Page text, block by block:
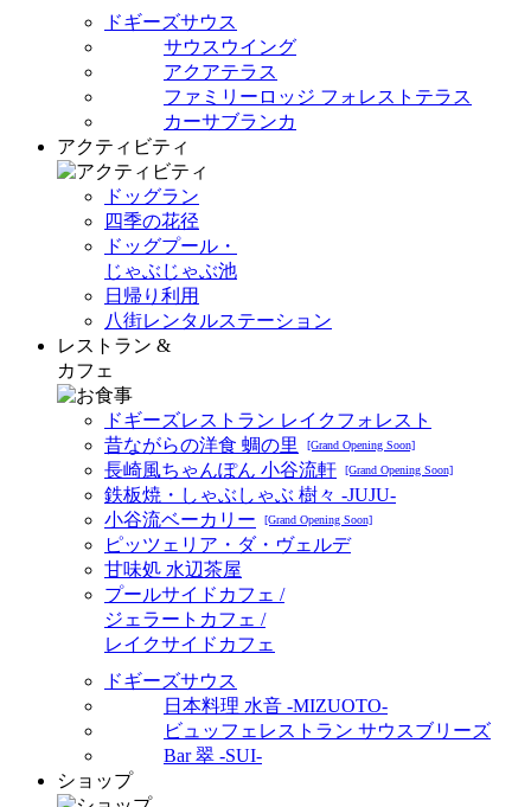
ドギーズサウス
サウスウイング
アクアテラス
ファミリーロッジ フォレストテラス
カーサブランカ
アクティビティ
ドッグラン
四季の花径
ドッグプール・
じゃぶじゃぶ池
日帰り利用
八街レンタルステーション
レストラン &
カフェ
ドギーズレストラン レイクフォレスト
昔ながらの洋食 蜩の里
[Grand Opening Soon]
長崎風ちゃんぽん 小谷流軒 [Grand Opening Soon]
鉄板焼・しゃぶしゃぶ 樹々 -JUJU-
小谷流ベーカリー
[Grand Opening Soon]
ピッツェリア・ダ・ヴェルデ
甘味処 水辺茶屋
プールサイドカフェ /
ジェラートカフェ /
レイクサイドカフェ
ドギーズサウス
日本料理 水音 -MIZUOTO-
ビュッフェレストラン サウスブリーズ
Bar 翠 -SUI-
ショップ